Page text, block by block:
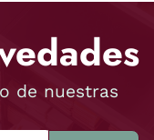
de nuestras